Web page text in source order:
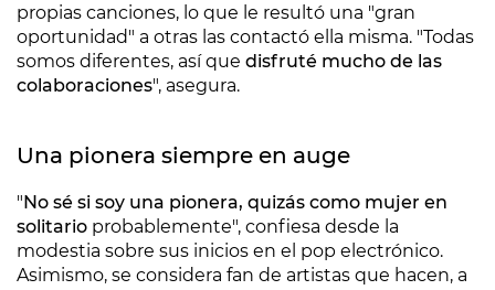
propias canciones, lo que le resultó una "gran
oportunidad" a otras las contactó ella misma. "Todas
somos diferentes, así que disfruté mucho de las
colaboraciones", asegura.
Una pionera siempre en auge
"No sé si soy una pionera, quizás como mujer en
solitario probablemente", confiesa desde la
modestia sobre sus inicios en el pop electrónico.
Asimismo, se considera fan de artistas que hacen, a